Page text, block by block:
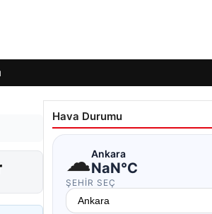
Hava Durumu
☁Ankara
NaN°C
ŞEHIR SEÇ